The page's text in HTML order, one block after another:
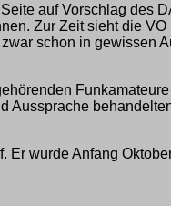
auf Vorschlag
Zur Zeit sieht die
schon in
Aussprache
wurde Anfang